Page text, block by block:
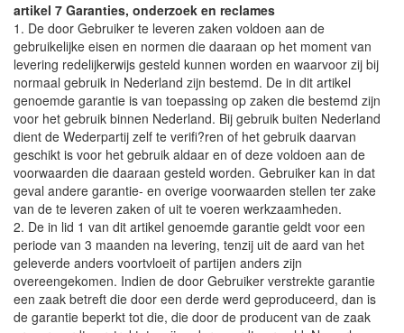
artikel 7 Garanties, onderzoek en reclames
1. De door Gebruiker te leveren zaken voldoen aan de
gebruikelijke eisen en normen die daaraan op het moment van
levering redelijkerwijs gesteld kunnen worden en waarvoor zij bij
normaal gebruik in Nederland zijn bestemd. De in dit artikel
genoemde garantie is van toepassing op zaken die bestemd zijn
voor het gebruik binnen Nederland. Bij gebruik buiten Nederland
dient de Wederpartij zelf te verifi?ren of het gebruik daarvan
geschikt is voor het gebruik aldaar en of deze voldoen aan de
voorwaarden die daaraan gesteld worden. Gebruiker kan in dat
geval andere garantie- en overige voorwaarden stellen ter zake
van de te leveren zaken of uit te voeren werkzaamheden.
2. De in lid 1 van dit artikel genoemde garantie geldt voor een
periode van 3 maanden na levering, tenzij uit de aard van het
geleverde anders voortvloeit of partijen anders zijn
overeengekomen. Indien de door Gebruiker verstrekte garantie
een zaak betreft die door een derde werd geproduceerd, dan is
de garantie beperkt tot die, die door de producent van de zaak